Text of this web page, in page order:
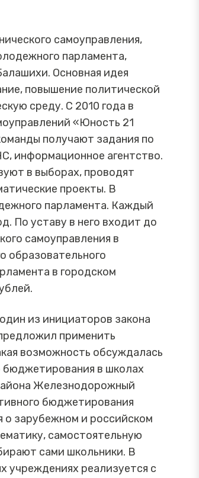
самоуправления,
парламента,
Основная идея
повышение политической
среду. С 2010 года в
«Юность 21
получают задания по
информационное агентство.
в выборах, проводят
проекты. В
парламента. Каждый
По уставу в него входит до
самоуправления в
образовательного
в городском
из инициаторов закона
применить
возможность обсуждалась
бюджетирования в школах
Железнодорожный
бюджетирования
зарубежном и российском
самостоятельную
сами школьники. В
учреждениях реализуется с